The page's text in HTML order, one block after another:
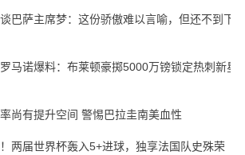
巴萨主席梦：这份骄傲难以言喻，但还不到下决
马诺爆料：布莱顿豪掷5000万镑锁定热刺新星
尚有提升空间 警惕巴拉圭南美血性
两届世界杯轰入5+进球，独享法国队史殊荣